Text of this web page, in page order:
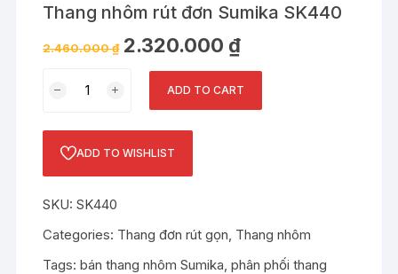
Thang nhôm rút đơn Sumika SK440
2.460.000₫ 2.320.000 ₫
Sumika
quantity
ADD TO CART
ADD TO WISHLIST
SKU:SK440
Categories: Thang đơn rút gọn Thang nhôm
Tags:bán thang nhôm Sumika ,phân phối thang